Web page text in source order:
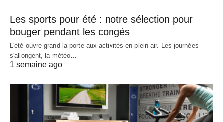
Les sports pour été : notre sélection pour
bouger pendant les congés
L'été ouvre grand la porte aux activités en plein air. Les journées
s'allongent, la météo…
1 semaine ago